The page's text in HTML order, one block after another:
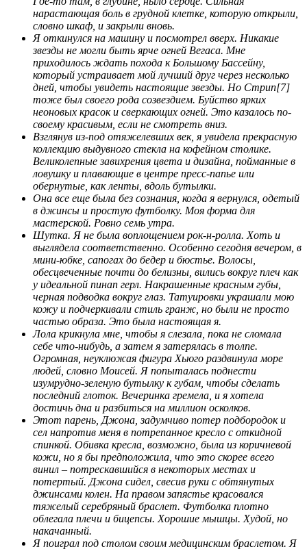
нарастающая боль в грудной клетке, которую открыли,
словно шкаф, и закрыли вновь.
Я откинулся на машину и посмотрел вверх. Никакие
звезды не могли быть ярче огней Вегаса. Мне
приходилось ждать похода к Большому Бассейну,
который устраивает мой лучший друг через несколько
дней, чтобы увидеть настоящие звезды. Но Стрип[7]
тоже был своего рода созвездием. Буйство ярких
неоновых красок и сверкающих огней. Это казалось по-
своему красивым, если не смотреть вниз.
Взглянув из-под отяжелевших век, я увидела прекрасную
коллекцию выдувного стекла на кофейном столике.
Великолепные завихрения цвета и дизайна, пойманные в
ловушку и плавающие в центре пресс-папье или
обернутые, как ленты, вдоль бутылки.
Она все еще была без сознания, когда я вернулся, одетый
в джинсы и простую футболку. Моя форма для
мастерской. Ровно семь утра.
Шутка. Я не была воплощением рок-н-ролла. Хоть и
выглядела соответственно. Особенно сегодня вечером, в
мини-юбке, сапогах до бедер и бюстье. Волосы,
обесцвеченные почти до белизны, вились вокруг плеч как
у идеальной пинап герл. Накрашенные красным губы,
черная подводка вокруг глаз. Татуировки украшали мою
кожу и подчеркивали стиль гранж, но были не просто
частью образа. Это была настоящая я.
Лола крикнула мне, чтобы я слезала, пока не сломала
себе что-нибудь, а затем я затерялась в толпе.
Огромная, неуклюжая фигура Хьюго раздвинула море
людей, словно Моисей. Я попыталась поднести
изумрудно-зеленую бутылку к губам, чтобы сделать
последний глоток. Вечеринка гремела, и я хотела
достичь дна и разбиться на миллион осколков.
Этот парень, Джона, задумчиво потер подбородок и
сел напротив меня в потрепанное кресло с откидной
спинкой. Обивка кресла, возможно, была из коричневой
кожи, но я бы предположила, что это скорее всего
винил – потрескавшийся в некоторых местах и
потертый. Джона сидел, свесив руки с обтянутых
джинсами колен. На правом запястье красовался
тяжелый серебряный браслет. Футболка плотно
облегала плечи и бицепсы. Хорошие мышцы. Худой, но
накачанный.
Я поиграл под столом своим медицинским браслетом. Я